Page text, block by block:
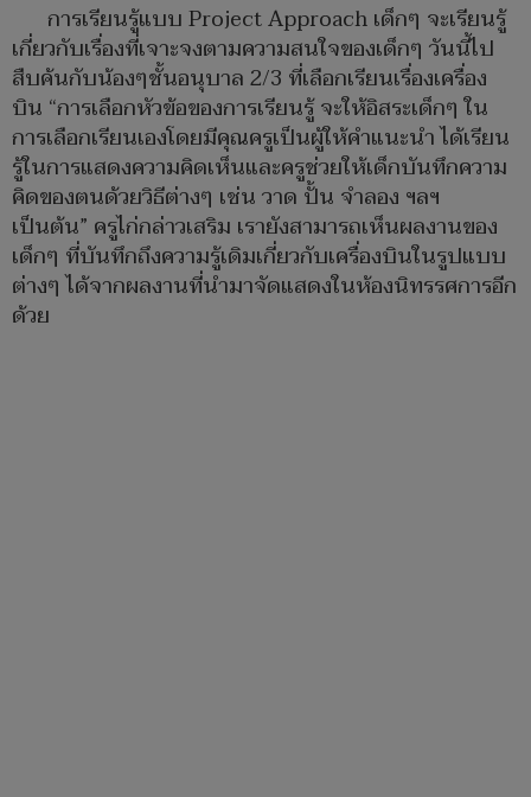
การเรียนรู้แบบ Project Approach เด็กๆ จะเรียนรู้
เกี่ยวกับเรื่องที่เจาะจงตามความสนใจของเด็กๆ วันนี้ไป
สืบค้นกับน้องๆชั้นอนุบาล 2/3 ที่เลือกเรียนเรื่องเครื่อง
บิน “การเลือกหัวข้อของการเรียนรู้ จะให้อิสระเด็กๆ ใน
การเลือกเรียนเองโดยมีคุณครูเป็นผู้ให้คำแนะนำ ได้เรียน
รู้ในการแสดงความคิดเห็นและครูช่วยให้เด็กบันทึกความ
คิดของตนด้วยวิธีต่างๆ เช่น วาด ปั้น จำลอง ฯลฯ
เป็นต้น” ครูไก่กล่าวเสริม เรายังสามารถเห็นผลงานของ
เด็กๆ ที่บันทึกถึงความรู้เดิมเกี่ยวกับเครื่องบินในรูปแบบ
ต่างๆ ได้จากผลงานที่นำมาจัดแสดงในห้องนิทรรศการอีก
ด้วย